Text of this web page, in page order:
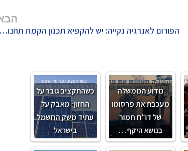
הפורום לאנרגיה נקייה: יש להקפיא תכנון הקמת תחנות כוח חדשות ולהגדיל את הקיימות
כשהתקציב גובר על
החזון: מאבק על
עתיד משק החשמל
בישראל
מדוע הממשלה
מעכבת את פרסומו
של דו"ח חמור
בנושא היקף…